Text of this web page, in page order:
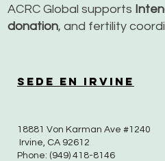
ACRC Global supports
donation, and fertility
Sede en Irvine
18881 Von Karman Ave #1240
Irvine, CA 92612
Phone: (949) 418-8146